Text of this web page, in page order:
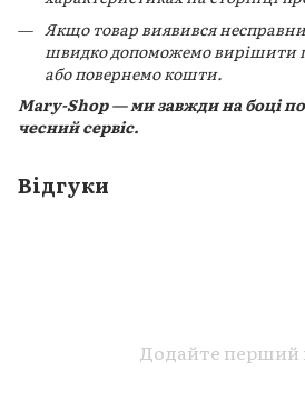
Якщо товар виявився
швидко допоможемо вирішити
або повернемо кошти.
Mary-Shop — ми завжди на боці
чесний сервіс.
Відгуки
Додайте перший